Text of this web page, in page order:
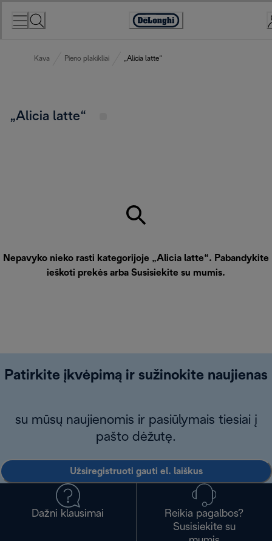
Accessibility
Kava Pieno plakikliai „Alicia latte“
„Alicia latte“
Nepavyko nieko rasti kategorijoje „Alicia latte“. Pabandykite
ieškoti prekės arba Susisiekite su mumis.
Patirkite įkvėpimą ir sužinokite naujienas
su mūsų naujienomis ir pasiūlymais tiesiai į
pašto dėžutę.
Užsiregistruoti gauti el. laiškus
Dažni klausimai
Reikia pagalbos?
Susisiekite su